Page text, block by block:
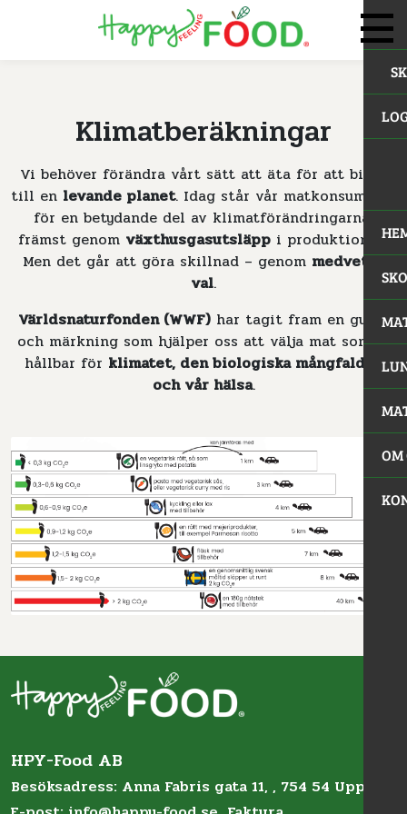
OM
Klimatberäkningar
Vi behöver förändra vårt sätt att äta för att bidra
till en levande planet. Idag står vår matkonsumtion
för en betydande del av klimatförändringarna,
främst genom växthusgasutsläpp i produktionen.
Men det går att göra skillnad – genom medvetna
val.
Världsnaturfonden (WWF)har tagit fram en guide
och märkning som hjälper oss att välja mat som är
hållbar för klimatet, den biologiska mångfalden
och vår hälsa.
HPY-Food AB
Besöksadress: Anna Fabris gata 11, , 754 54 Uppsala